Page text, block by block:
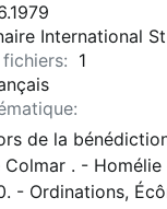
International
1
de la
. - Homélie
- Ordinations,